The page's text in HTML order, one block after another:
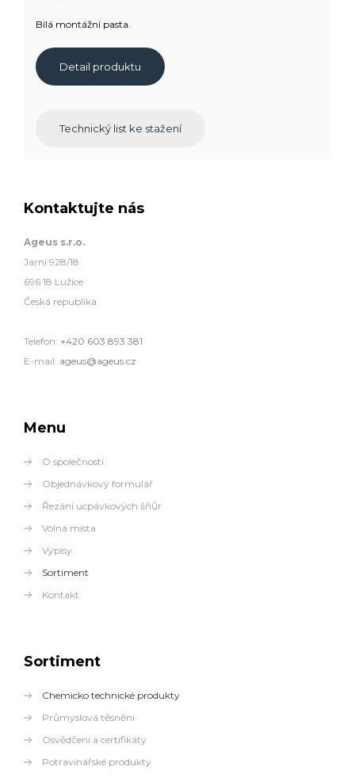
Bílá montážní pasta.
Detail produktu
Technický list ke stažení
Kontaktujte nás
Ageus s.r.o.
Jarní 928/18
696 18 Lužice
Česká republika
Telefon: +420 603 893 381
E-mail: ageus@ageus.cz
Menu
O společnosti
Objednávkový formulář
Řezání ucpávkových šňůr
Volná místa
Výpisy
Sortiment
Kontakt
Sortiment
Chemicko technické produkty
Průmyslová těsnění
Osvědčení a certifikáty
Potravinářské produkty